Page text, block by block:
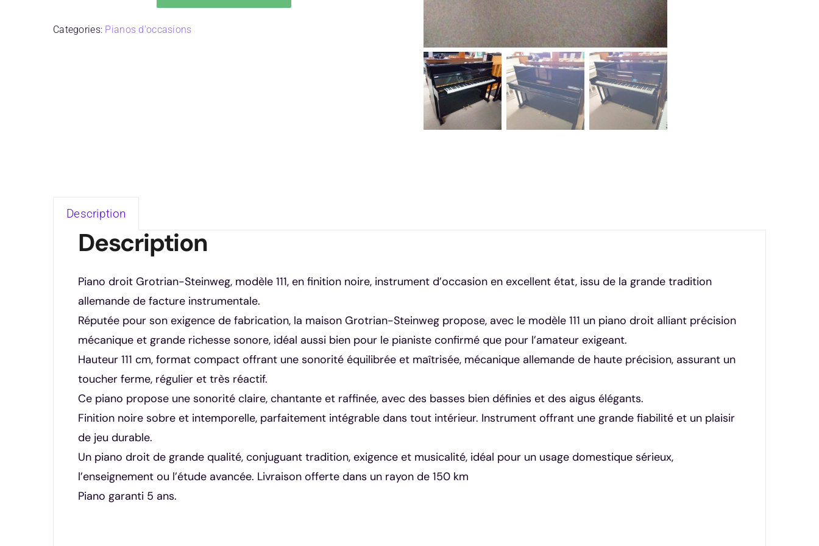
Categories: Pianos d'occasions
Description
Description
Piano droit Grotrian-Steinweg, modèle 111, en finition noire, instrument d’occasion en excellent état, issu de la grande tradition
allemande de facture instrumentale.
Réputée pour son exigence de fabrication, la maison Grotrian-Steinweg propose, avec le modèle 111 un piano droit alliant précision
mécanique et grande richesse sonore, idéal aussi bien pour le pianiste confirmé que pour l’amateur exigeant.
Hauteur 111 cm, format compact offrant une sonorité équilibrée et maîtrisée, mécanique allemande de haute précision, assurant un
toucher ferme, régulier et très réactif.
Ce piano propose une sonorité claire, chantante et raffinée, avec des basses bien définies et des aigus élégants.
Finition noire sobre et intemporelle, parfaitement intégrable dans tout intérieur. Instrument offrant une grande fiabilité et un plaisir
de jeu durable.
Un piano droit de grande qualité, conjuguant tradition, exigence et musicalité, idéal pour un usage domestique sérieux,
l’enseignement ou l’étude avancée. Livraison offerte dans un rayon de 150 km
Piano garanti 5 ans.